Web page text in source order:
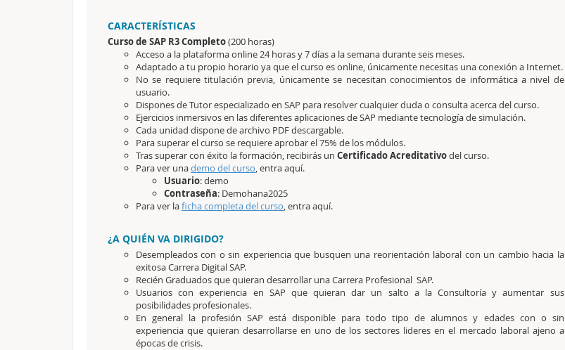
CARACTERÍSTICAS
Curso de SAP R3 Completo(200 horas)
Acceso a la plataforma online 24 horas y 7 días a la semana durante seis meses.
Adaptado a tu propio horario ya que el curso es online, únicamente necesitas una conexión a Internet.
No se requiere titulación previa, únicamente se necesitan conocimientos de informática a nivel de
usuario.
Dispones de Tutor especializado en SAP para resolver cualquier duda o consulta acerca del curso.
Ejercicios inmersivos en las diferentes aplicaciones de SAP mediante tecnología de simulación.
Cada unidad dispone de archivo PDF descargable.
Para superar el curso se requiere aprobar el 75% de los módulos.
Tras superar con éxito la formación, recibirás un Certificado Acreditativodel curso.
Para ver unademo del curso, entra aquí.
Usuario: demo
Contraseña: Demohana2025
Para ver laficha completa del curso, entra aquí.
¿A QUIÉN VA DIRIGIDO?
Desempleados con o sin experiencia que busquen una reorientación laboral con un cambio hacia la
exitosa Carrera Digital SAP.
Recién Graduados que quieran desarrollar una Carrera Profesional SAP.
Usuarios con experiencia en SAP que quieran dar un salto a la Consultoría y aumentar sus
posibilidades profesionales.
En general la profesión SAP está disponible para todo tipo de alumnos y edades con o sin
experiencia que quieran desarrollarse en uno de los sectores lideres en el mercado laboral ajeno a
épocas de crisis.